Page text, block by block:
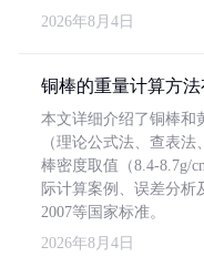
2026年8月4日
铜棒的重量计算方
本文详细介绍了铜棒和
（理论公式法、查表
棒密度取值（8.4-8.7g/
际计算案例、误差分析
2007等国家标准。
2026年8月4日